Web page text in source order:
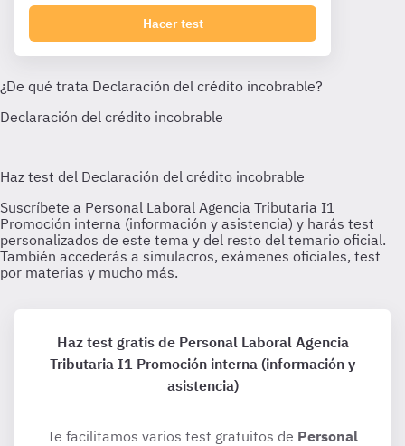
Hacer test
Haz test gratis de Personal Laboral Agencia
Tributaria I1 Promoción interna (información y
asistencia)
Te facilitamos varios test gratuitos de Personal